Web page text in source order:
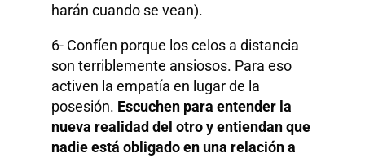
harán cuando se vean).
6- Confíen porque los celos a distancia
son terriblemente ansiosos. Para eso
activen la empatía en lugar de la
posesión. Escuchen para entender la
nueva realidad del otro y entiendan que
nadie está obligado en una relación a